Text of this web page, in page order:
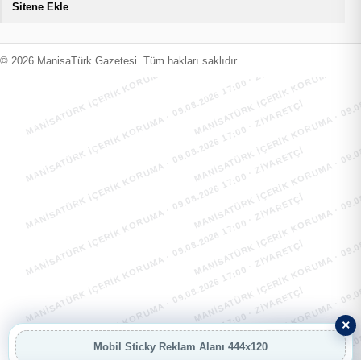
Sitene Ekle
© 2026 ManisaTürk Gazetesi. Tüm hakları saklıdır.
×
Mobil Sticky Reklam Alanı 444x120
MANİSATÜRK İÇERİK KORUMA · 09.08.2026 17:00 · ZIYARETÇI
MANİSATÜRK İÇERİK KORUMA
MANİSATÜRK İÇERİK KORUMA · 09.08.2026 17:00 · ZIYARETÇI
MANİSATÜRK İÇERİK KORUMA
MANİSATÜRK İÇERİK KORUMA · 09.08.2026 17:00 · ZIYARETÇI
MANİSATÜRK İÇERİK KORUMA
MANİSATÜRK İÇERİK KORUMA · 09.08.2026 17:00 · ZIYARETÇI
MANİSATÜRK İÇERİK KORUMA
MANİSATÜRK İÇERİK KORUMA · 09.08.2026 17:00 · ZIYARETÇI
MANİSATÜRK İÇERİK KORUMA
MANİSATÜRK İÇERİK KORUMA · 09.08.2026 17:00 · ZIYARETÇI
MANİSATÜRK İÇERİK KORUMA